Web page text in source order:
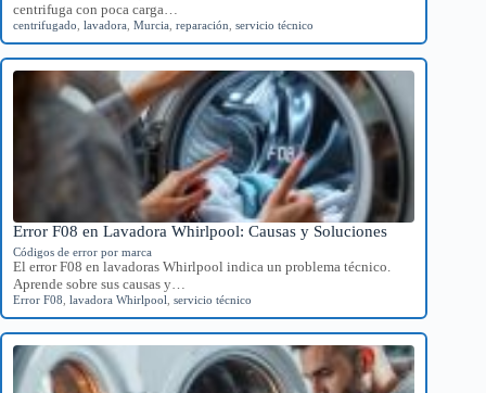
centrifuga con poca carga…
centrifugado lavadora Murcia reparación servicio técnico
Error F08 en Lavadora Whirlpool: Causas y Soluciones
Códigos de error por marca
El error F08 en lavadoras Whirlpool indica un problema técnico.
Aprende sobre sus causas y…
Error F08 lavadora Whirlpool servicio técnico